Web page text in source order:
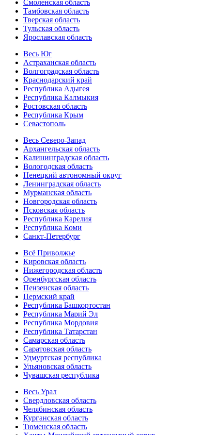
Смоленская область
Тамбовская область
Тверская область
Тульская область
Ярославская область
Весь Юг
Астраханская область
Волгоградская область
Краснодарский край
Республика Адыгея
Республика Калмыкия
Ростовская область
Республика Крым
Севастополь
Весь Северо-Запад
Архангельская область
Калининградская область
Вологодская область
Ненецкий автономный округ
Ленинградская область
Мурманская область
Новгородская область
Псковская область
Республика Карелия
Республика Коми
Санкт-Петербург
Всё Приволжье
Кировская область
Нижегородская область
Оренбургская область
Пензенская область
Пермский край
Республика Башкортостан
Республика Марий Эл
Республика Мордовия
Республика Татарстан
Самарская область
Саратовская область
Удмуртская республика
Ульяновская область
Чувашская республика
Весь Урал
Свердловская область
Челябинская область
Курганская область
Тюменская область